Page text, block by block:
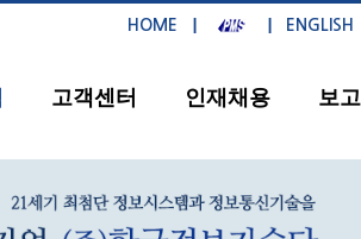
HOME ENGLISH
고객센터 인재채용 보